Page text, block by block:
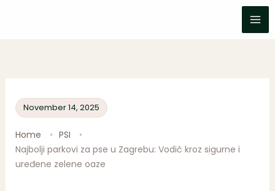
November 14, 2025
Home
PSI
Najbolji parkovi za pse u Zagrebu: Vodič kroz sigurne i
uređene zelene oaze